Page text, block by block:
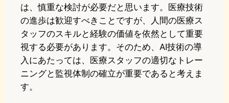
は、慎重な検討が必要だと思います。医療技術
の進歩は歓迎すべきことですが、人間の医療ス
タッフのスキルと経験の価値を依然として重要
視する必要があります。そのため、AI技術の導
入にあたっては、医療スタッフの適切なトレー
ニングと監視体制の確立が重要であると考えま
す。